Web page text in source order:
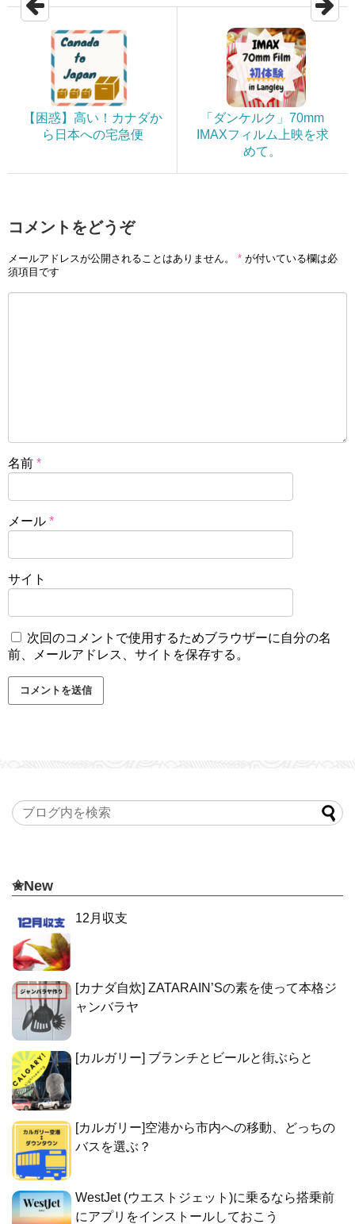
【困惑】高い！カナダか
ら日本への宅急便
「ダンケルク」70mm
IMAXフィルム上映を求
めて。
コメントをどうぞ
メールアドレスが公開されることはありません。 * が付いている欄は必
須項目です
名前 *
メール *
サイト
次回のコメントで使用するためブラウザーに自分の名
前、メールアドレス、サイトを保存する。
✬New
12月収支
[カナダ自炊] ZATARAIN’Sの素を使って本格ジ
ャンバラヤ
[カルガリー] ブランチとビールと街ぶらと
[カルガリー]空港から市内への移動、どっちの
バスを選ぶ？
WestJet (ウエストジェット)に乗るなら搭乗前
にアプリをインストールしておこう